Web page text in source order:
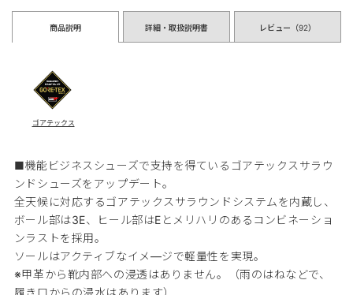
商品説明 詳細・取扱説明書 レビュー（92）
ゴアテックス
■機能ビジネスシューズで支持を得ているゴアテックスサラウ
ンドシューズをアップデート。
全天候に対応するゴアテックスサラウンドシステムを内蔵し、
ボール部は3E、ヒール部はEとメリハリのあるコンビネーショ
ンラストを採用。
ソールはアクティブなイメ―ジで軽量性を実現。
※甲革から靴内部への浸透はありません。（雨のはねなどで、
履き口からの浸水はあります）